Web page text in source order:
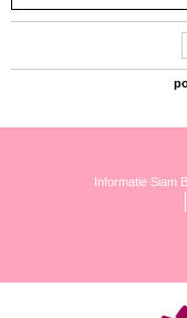
Informatie Siam